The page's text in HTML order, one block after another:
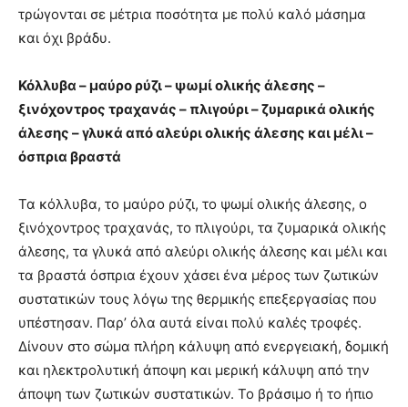
τρώγονται σε μέτρια ποσότητα με πολύ καλό μάσημα
και όχι βράδυ.
Κόλλυβα – μαύρο ρύζι – ψωμί ολικής άλεσης –
ξινόχοντρος τραχανάς – πλιγούρι – ζυμαρικά ολικής
άλεσης – γλυκά από αλεύρι ολικής άλεσης και μέλι –
όσπρια βραστά
Τα κόλλυβα, το μαύρο ρύζι, το ψωμί ολικής άλεσης, ο
ξινόχοντρος τραχανάς, το πλιγούρι, τα ζυμαρικά ολικής
άλεσης, τα γλυκά από αλεύρι ολικής άλεσης και μέλι και
τα βραστά όσπρια έχουν χάσει ένα μέρος των ζωτικών
συστατικών τους λόγω της θερμικής επεξεργασίας που
υπέστησαν. Παρ’ όλα αυτά είναι πολύ καλές τροφές.
Δίνουν στο σώμα πλήρη κάλυψη από ενεργειακή, δομική
και ηλεκτρολυτική άποψη και μερική κάλυψη από την
άποψη των ζωτικών συστατικών. Το βράσιμο ή το ήπιο